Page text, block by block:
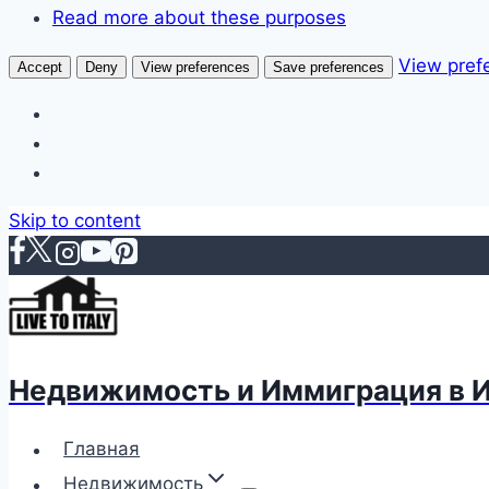
Read more about these purposes
Accept Deny View preferences Save preferences View
Skip to content
Недвижимость и Иммиграция в
Главная
Недвижимость